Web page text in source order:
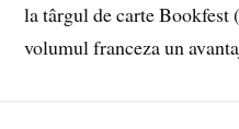
la târgul de carte Bookfest
volumul franceza un